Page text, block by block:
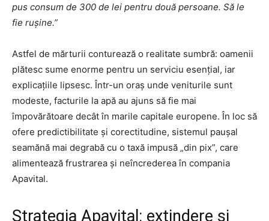
pus consum de 300 de lei pentru două persoane. Să le
fie rușine.”
Astfel de mărturii conturează o realitate sumbră: oamenii
plătesc sume enorme pentru un serviciu esențial, iar
explicațiile lipsesc. Într-un oraș unde veniturile sunt
modeste, facturile la apă au ajuns să fie mai
împovărătoare decât în marile capitale europene. În loc să
ofere predictibilitate și corectitudine, sistemul paușal
seamănă mai degrabă cu o taxă impusă „din pix”, care
alimentează frustrarea și neîncrederea în compania
Apavital.
Strategia Apavital: extindere și